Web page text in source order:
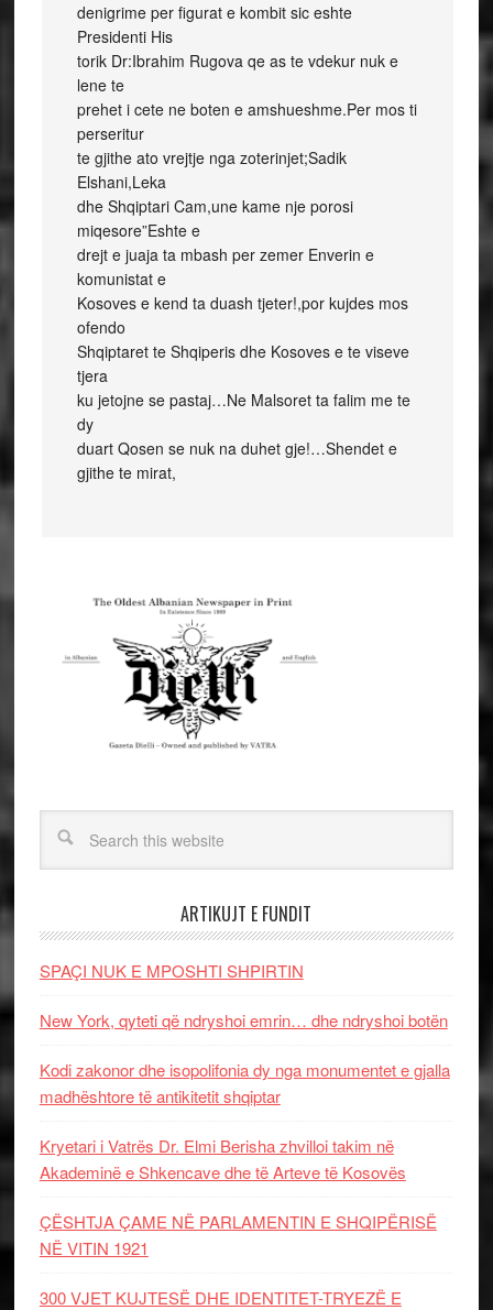
denigrime per figurat e kombit sic eshte
Presidenti His
torik Dr:Ibrahim Rugova qe as te vdekur nuk e
lene te
prehet i cete ne boten e amshueshme.Per mos ti
perseritur
te gjithe ato vrejtje nga zoterinjet;Sadik
Elshani,Leka
dhe Shqiptari Cam,une kame nje porosi
miqesore”Eshte e
drejt e juaja ta mbash per zemer Enverin e
komunistat e
Kosoves e kend ta duash tjeter!,por kujdes mos
ofendo
Shqiptaret te Shqiperis dhe Kosoves e te viseve
tjera
ku jetojne se pastaj…Ne Malsoret ta falim me te
dy
duart Qosen se nuk na duhet gje!…Shendet e
gjithe te mirat,
ARTIKUJT E FUNDIT
SPAÇI NUK E MPOSHTI SHPIRTIN
New York, qyteti që ndryshoi emrin… dhe ndryshoi botën
Kodi zakonor dhe isopolifonia dy nga monumentet e gjalla
madhështore të antikitetit shqiptar
Kryetari i Vatrës Dr. Elmi Berisha zhvilloi takim në
Akademinë e Shkencave dhe të Arteve të Kosovës
ÇËSHTJA ÇAME NË PARLAMENTIN E SHQIPËRISË
NË VITIN 1921
300 VJET KUJTESË DHE IDENTITET-TRYEZË E